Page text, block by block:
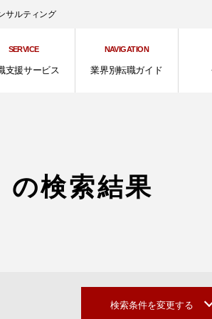
サルティング
SERVICE
支援サービス
NAVIGATION
業界別転職ガイド
の検索結果
検索条件を変更する